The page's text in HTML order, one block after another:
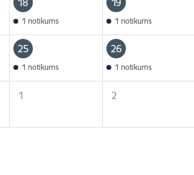
18
1 notikums
19
1 notikums
25
1 notikums
26
1 notikums
1 2